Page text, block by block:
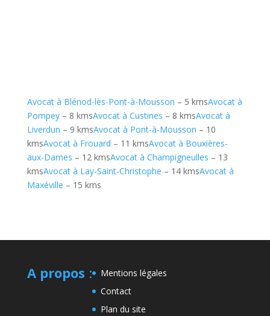
Avocat à Blénod-lès-Pont-à-Mousson – 5 kmsAvocat à
Pompey– 8 kmsAvocat à Custines – 8 kmsAvocat à
Liverdun – 9 kmsAvocat à Pont-à-Mousson – 10
kmsAvocat à Frouard – 11 kmsAvocat à Bouxières-
aux-Dames – 12 kmsAvocat à Champigneulles – 13
kmsAvocat à Lay-Saint-Christophe – 14 kmsAvocat à
Maxéville – 15 kms
A propos :
Mentions légales
Contact
Plan du site